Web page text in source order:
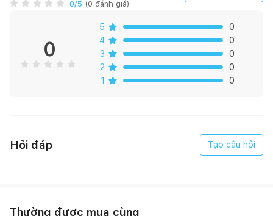
0/5 (0 đánh giá)
0
5
0
4
0
3
0
2
0
1
0
Hỏi đáp Tạo câu hỏi
Thường được mua cùng